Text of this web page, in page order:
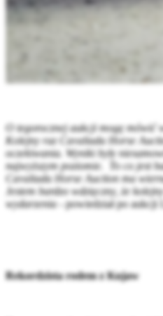
O tegorocznej aukcji mogę mówić
Kolejny raz Cavaliada Horse
oczekiwania. Wyniki były
najwyższym poziomie. To co jest
Cavaliada Horse Auction ma
Jestem bardzo wdzięczny, że
wydarzenia - powiedział po aukcji
Rekordzista rodem z Kujaw